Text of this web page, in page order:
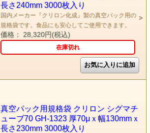
長さ240mm 3000枚入り
国内メーカー『クリロン化成』製の真空パック用の
規格袋です。食品にも安心してご使用できます。
価格： 28,320円(税込)
在庫切れ
真空パック用規格袋 クリロン シグマチ
ューブ70 GH-1323 厚70μｘ幅130mmｘ
長さ230mm 3000枚入り